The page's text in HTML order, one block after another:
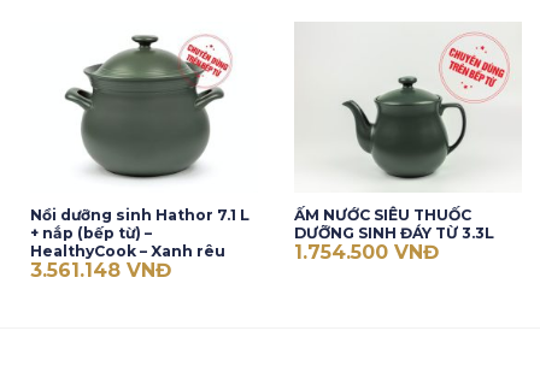
Nồi dưỡng sinh Hathor 7.1 L
+ nắp (bếp từ) –
HealthyCook – Xanh rêu
3.561.148 VNĐ
ẤM NƯỚC SIÊU THUỐC
DƯỠNG SINH ĐÁY TỪ 3.3L
1.754.500 VNĐ